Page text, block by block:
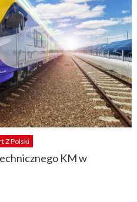
Z Polski
KM w